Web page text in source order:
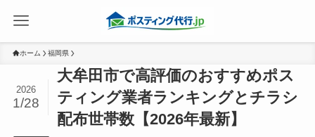
ホーム 福岡県
大牟田市で高評価のおすすめポス
ティング業者ランキングとチラシ
配布世帯数【2026年最新】
2026
1/28